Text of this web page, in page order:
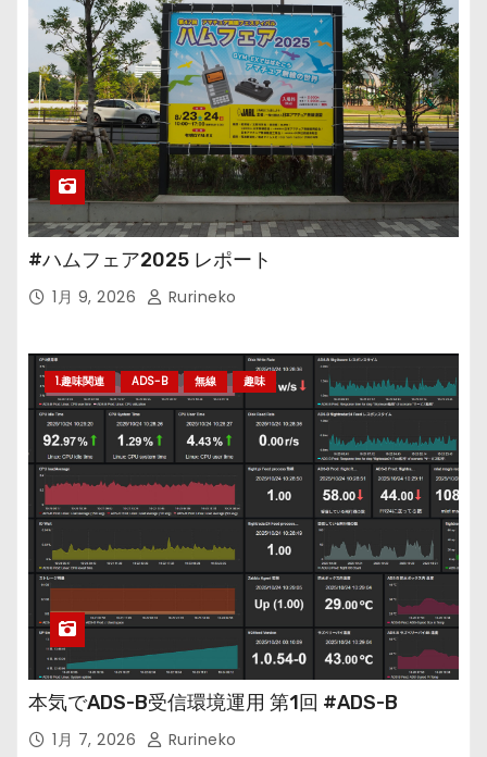
#ハムフェア2025 レポート
1月 9, 2026 Rurineko
1.趣味関連 ADS-B 無線 趣味
本気でADS-B受信環境運用 第1回 #ADS-B
1月 7, 2026 Rurineko